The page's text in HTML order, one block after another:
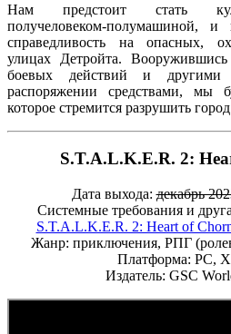
Нам предстоит стать
получеловеком-полумашиной, и
справедливость на опасных,
улицах Детройта.
боевых действий и
распоряжении средствами, мы
которое стремится разрушить
S.T.A.L.K.E.R. 2:
Дата выхода:декабрь
Системные требования и
S.T.A.L.K.E.R. 2: Heart of
Жанр: приключения, РПГ
Платформа: PC,
Издатель: GSC